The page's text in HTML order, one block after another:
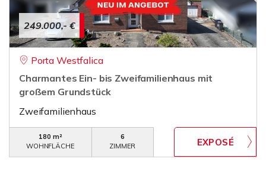
249.000,- €
Porta Westfalica
Charmantes Ein- bis Zweifamilienhaus mit
großem Grundstück
Zweifamilienhaus
180 m²
WOHNFLÄCHE
6
ZIMMER